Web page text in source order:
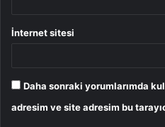
İnternet sitesi
Daha sonraki yorumlarımda
adresim ve site adresim bu